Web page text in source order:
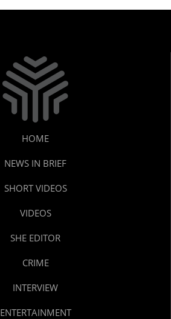
HOME
NEWS IN BRIEF
SHORT VIDEOS
VIDEOS
SHE EDITOR
CRIME
INTERVIEW
ENTERTAINMENT